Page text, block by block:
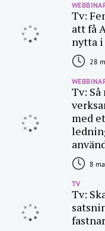
Tv:
att få
nytta
28
Tv:
med
8
TV
Tv: